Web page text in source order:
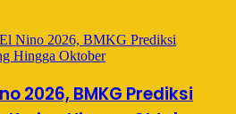
2026, BMKG Prediksi